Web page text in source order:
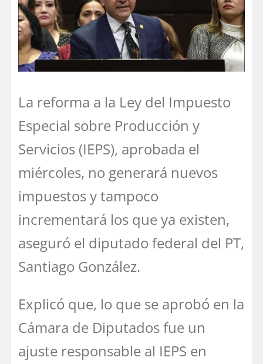
La reforma a la Ley del Impuesto
Especial sobre Producción y
Servicios (IEPS), aprobada el
miércoles, no generará nuevos
impuestos y tampoco
incrementará los que ya existen,
aseguró el diputado federal del PT,
Santiago González.
Explicó que, lo que se aprobó en la
Cámara de Diputados fue un
ajuste responsable al IEPS en